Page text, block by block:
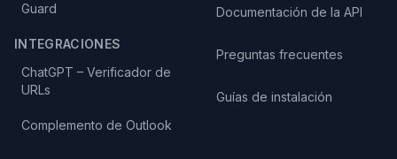
Guard
INTEGRACIONES
ChatGPT – Verificador de
URLs
Complemento de Outlook
Documentación de la API
Preguntas frecuentes
Guías de instalación